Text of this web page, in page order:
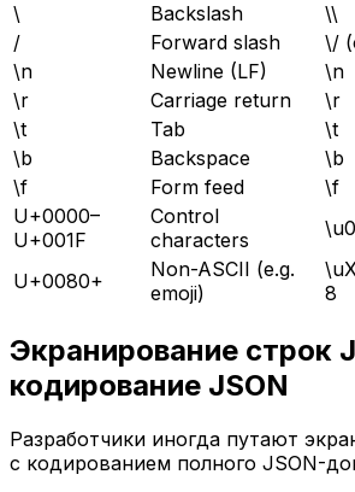
\
Backslash
\\
/
Forward slash
\/
\n
Newline (LF)
\n
\r
Carriage return
\r
\t
Tab
\t
\b
Backspace
\b
\f
Form feed
\f
U+0000–
U+001F
Control
characters
U+0080+
Non-ASCII (e.g.
emoji)
8
Экранирование строк
кодирование JSON
Разработчики иногда путают
с кодированием полного JSON-